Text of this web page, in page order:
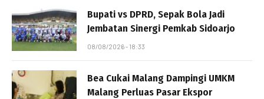
Bupati vs DPRD, Sepak Bola Jadi
Jembatan Sinergi Pemkab Sidoarjo
08/08/2026 - 18:33
Bea Cukai Malang Dampingi UMKM
Malang Perluas Pasar Ekspor